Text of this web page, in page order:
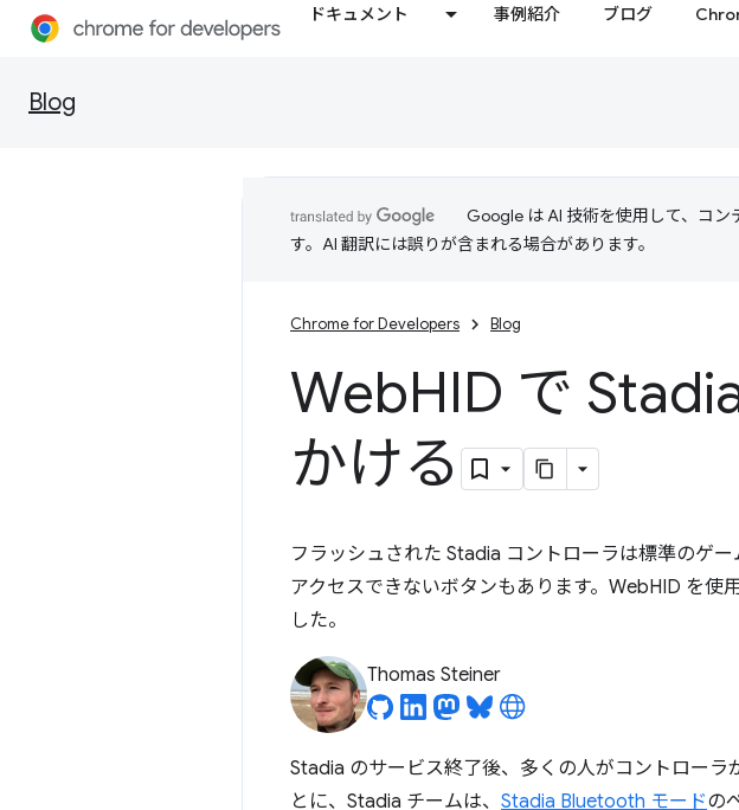
ドキュメント 事例紹介 ブログ
Blog
Google は AI 技術を使用して、コ
す。AI 翻訳には誤りが含まれる場合があります。
Chrome for Developers Blog
WebHID で
かける
フラッシュされた Stadia コントローラは標準のゲ
アクセスできないボタンもあります。WebHID を使
した。
Thomas Steiner
Stadia のサービス終了後、多くの人がコントロー
とに、Stadia チームは、 Stadia Bluetooth モードの